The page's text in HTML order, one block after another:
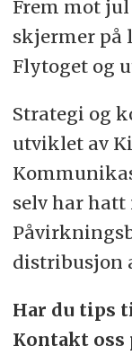
Frem mot
skjermer på
Flytoget og
Strategi og
utviklet av
selv har hatt
distribusjon
Har du tips
Kontakt oss